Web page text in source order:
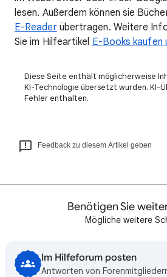
lesen. Außerdem können sie
E-Readerübertragen. Weitere
Sie im Hilfeartikel E-Books kaufen
Diese Seite enthält möglicherweise
KI-Technologie übersetzt wurden. KI-
Fehler enthalten.
Feedback zu diesem Artikel geben
Benötigen Sie
Mögliche weitere
Im Hilfeforum posten
Antworten von